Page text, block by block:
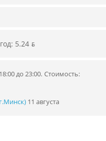
5.24 ƃ
до 23:00. Стоимость:
11 августа